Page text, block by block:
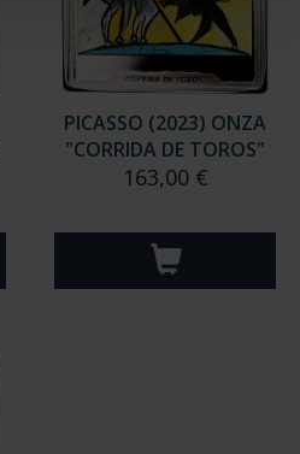
PICASSO (2023) ONZA
"CORRIDA DE TOROS"
163,00 €